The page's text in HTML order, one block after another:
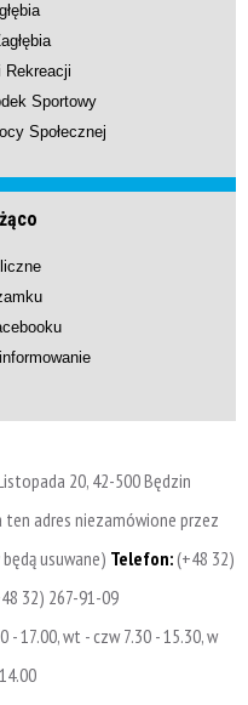
Rekreacji
Sportowy
Społecznej
20, 42-500 Będzin
ten adres niezamówione przez
usuwane) Telefon:(+48 32)
32) 267-91-09
- 17.00, wt - czw 7.30 - 15.30, w